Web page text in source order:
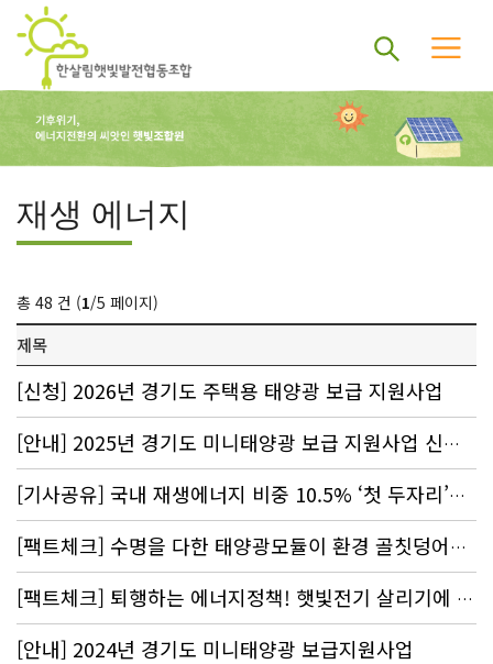
재생 에너지
총 48 건 (1/5 페이지)
제목
[신청] 2026년 경기도 주택용 태양광 보급 지원사업
[안내] 2025년 경기도 미니태양광 보급 지원사업 신청 : 80% 지원
[기사공유] 국내 재생에너지 비중 10.5% ‘첫 두자리’…여전히 OECD 꼴찌
[팩트체크] 수명을 다한 태양광모듈이 환경 골칫덩어리?
[팩트체크] 퇴행하는 에너지정책! 햇빛전기 살리기에 동참해주세요~!
[안내] 2024년 경기도 미니태양광 보급지원사업